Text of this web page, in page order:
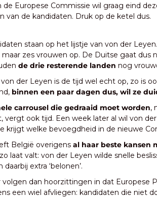
Europese Commissie wil graag eind
van de kandidaten. Druk op de ketel dus.
staan op het lijstje van von der
maar zes vrouwen op. De Duitse gaat dus
de drie resterende landen nog
der Leyen is de tijd wel echt op, zo is
binnen een paar dagen dus, wil ze
carrousel die gedraaid moet worden,
vergt ook tijd. Een week later al wil von
krijgt welke bevoegdheid in de nieuwe
België overigens al haar beste kansen
laat valt: von der Leyen wilde snelle
extra ‘belonen’.
dan hoorzittingen in dat Europese
een wiel afvliegen: kandidaten die niet